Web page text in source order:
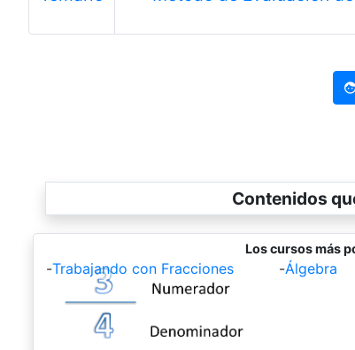
Contenidos
Los cursos más
-Trabajando con Fracciones -Álgebra